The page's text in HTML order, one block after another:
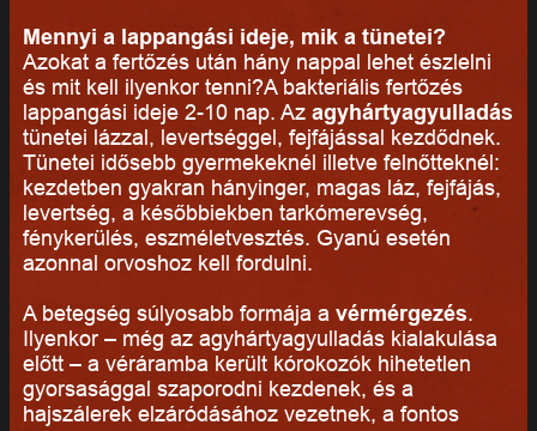
Mennyi a lappangási ideje, mik a tünetei?
Azokat a fertőzés után hány nappal lehet észlelni
és mit kell ilyenkor tenni?A bakteriális fertőzés
lappangási ideje 2-10 nap. Az agyhártyagyulladás
tünetei lázzal, levertséggel, fejfájással kezdődnek.
Tünetei idősebb gyermekeknél illetve felnőtteknél:
kezdetben gyakran hányinger, magas láz, fejfájás,
levertség, a későbbiekben tarkómerevség,
fénykerülés, eszméletvesztés. Gyanú esetén
azonnal orvoshoz kell fordulni.
A betegség súlyosabb formája a vérmérgezés.
Ilyenkor – még az agyhártyagyulladás kialakulása
előtt – a véráramba került kórokozók hihetetlen
gyorsasággal szaporodni kezdenek, és a
hajszálerek elzáródásához vezetnek, a fontos